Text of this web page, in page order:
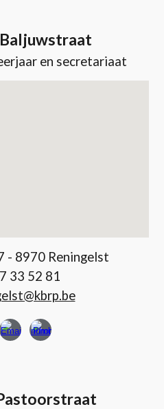
en secretariaat
- 8970 Reningelst
33 52 81